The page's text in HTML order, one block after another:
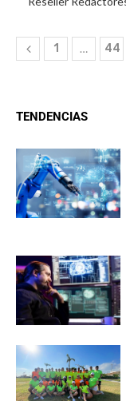
1 … 44
TENDENCIAS